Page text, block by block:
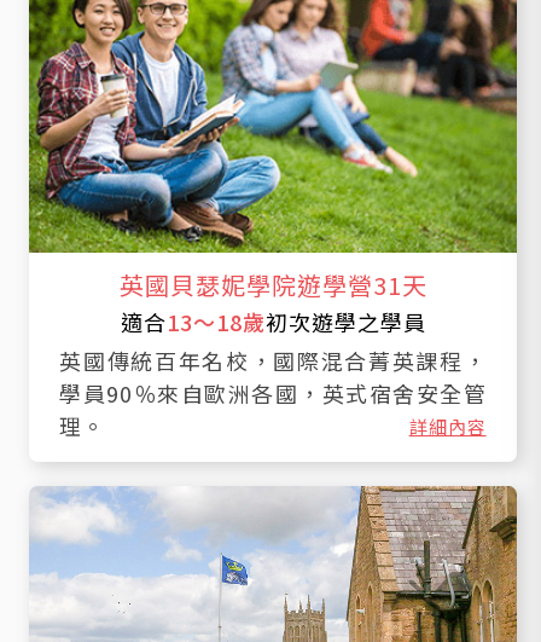
英國貝瑟妮學院遊學營31天
適合13～18歲初次遊學之學員
英國傳統百年名校，國際混合菁英課程，
學員90％來自歐洲各國，英式宿舍安全管
理。
詳細內容